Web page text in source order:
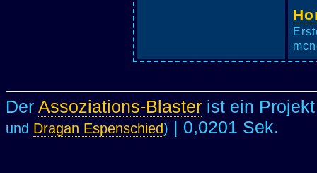
Der Assoziations-Blaster ist ein
und Dragan Espenschied) | 0,0201 Sek.